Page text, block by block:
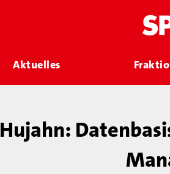
Aktuelles
Hujahn: